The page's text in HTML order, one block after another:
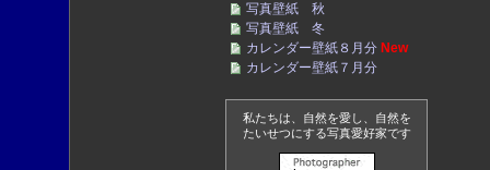
写真壁紙 秋
写真壁紙 冬
カレンダー壁紙８月分 New
カレンダー壁紙７月分
私たちは、自然を愛し、自然を
たいせつにする写真愛好家です